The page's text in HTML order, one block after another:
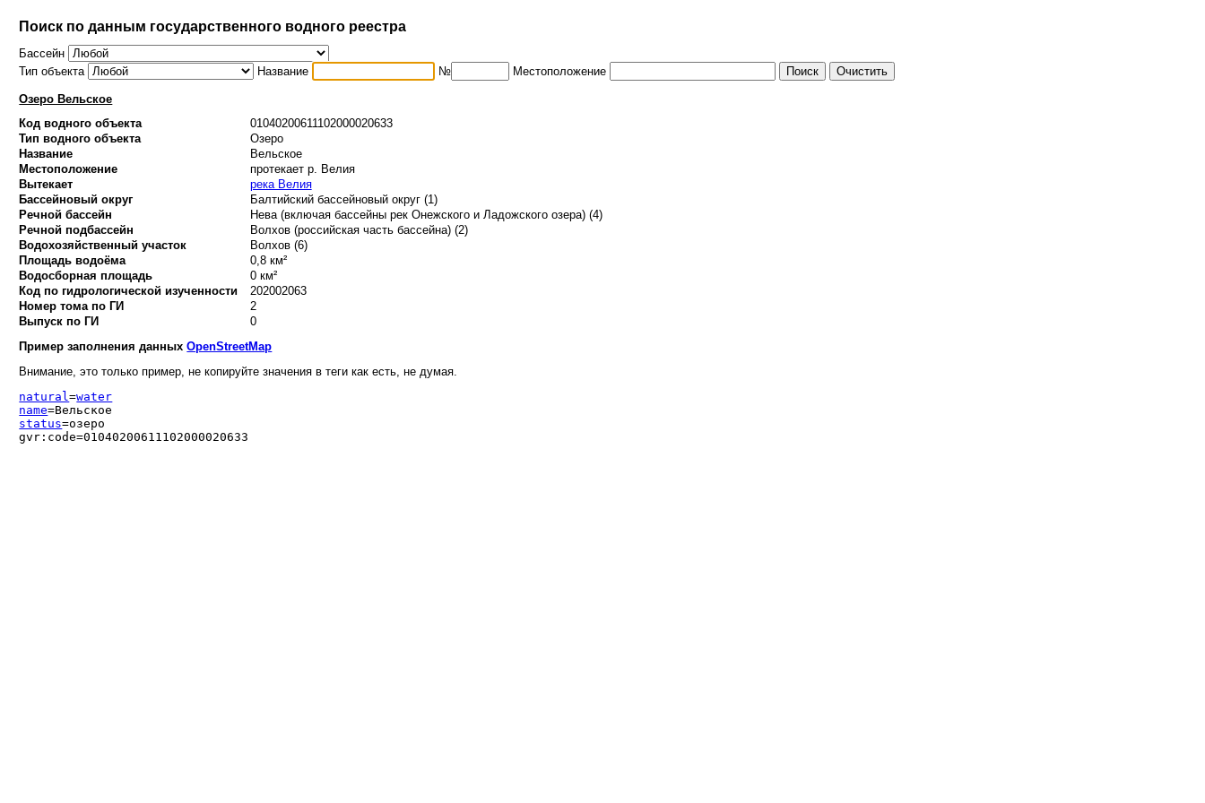
Поиск по данным государственного водного реестра
Бассейн
Тип объекта
Название № Местоположение
Озеро Вельское
Код водного объекта
01040200611102000020633
Тип водного объекта
Озеро
Название
Вельское
Местоположение
протекает р. Велия
Вытекает
река Велия
Бассейновый округ
Балтийский бассейновый округ (1)
Речной бассейн
Нева (включая бассейны рек Онежского и Ладожского озера) (4)
Речной подбассейн
Волхов (российская часть бассейна) (2)
Водохозяйственный участок
Волхов (6)
Площадь водоёма
0,8 км²
Водосборная площадь
0 км²
Код по гидрологической изученности
202002063
Номер тома по ГИ
2
Выпуск по ГИ
0
Пример заполнения данныхOpenStreetMap
Внимание, это только пример, не копируйте значения в теги как есть, не думая.
natural=water
name=Вельское
status=озеро
gvr:code=01040200611102000020633